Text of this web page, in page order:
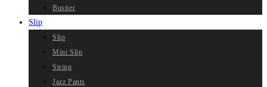
Bustier
Slip
Slip
Mini Slip
String
Jazz Pants